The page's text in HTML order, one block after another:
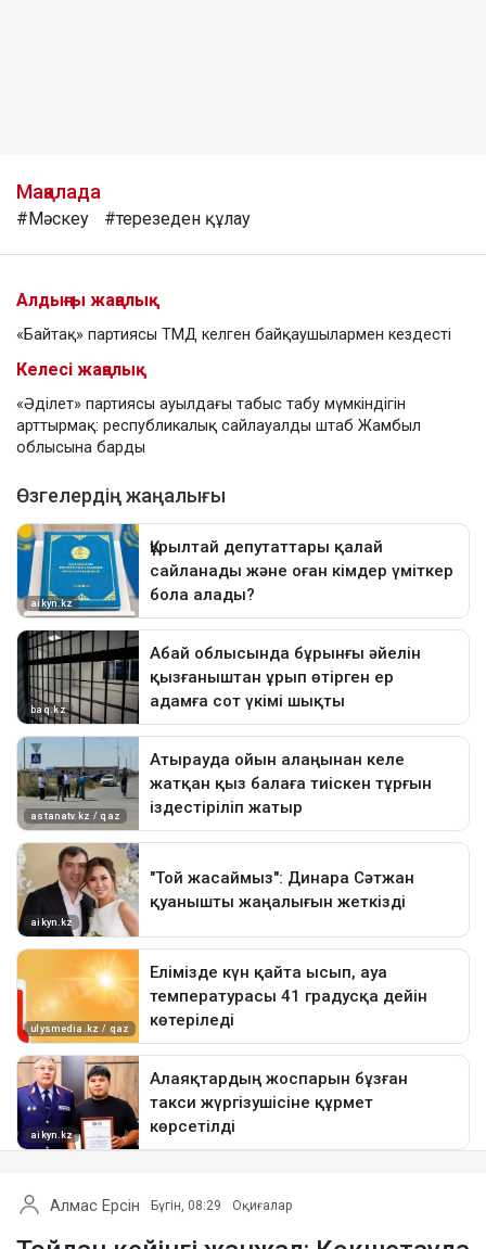
Мақалада
#Мәскеу #терезеден құлау
Алдыңғы жаңалық
«Байтақ» партиясы ТМД келген байқаушылармен кездесті
Келесі жаңалық
«Әділет» партиясы ауылдағы табыс табу мүмкіндігін
арттырмақ: республикалық сайлауалды штаб Жамбыл
облысына барды
Алмас Ерсін Бүгін, 08:29 Оқиғалар